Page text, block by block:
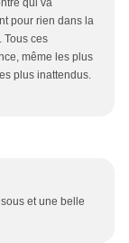
qui va
pour rien dans la
Tous ces
même les plus
plus inattendus.
et une belle